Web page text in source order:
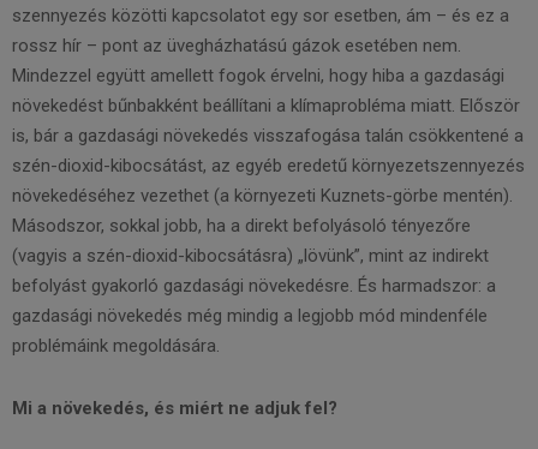
szennyezés közötti kapcsolatot egy sor esetben, ám – és ez a
rossz hír – pont az üvegházhatású gázok esetében nem.
Mindezzel együtt amellett fogok érvelni, hogy hiba a gazdasági
növekedést bűnbakként beállítani a klímaprobléma miatt. Először
is, bár a gazdasági növekedés visszafogása talán csökkentené a
szén-dioxid-kibocsátást, az egyéb eredetű környezetszennyezés
növekedéséhez vezethet (a környezeti Kuznets-görbe mentén).
Másodszor, sokkal jobb, ha a direkt befolyásoló tényezőre
(vagyis a szén-dioxid-kibocsátásra) „lövünk”, mint az indirekt
befolyást gyakorló gazdasági növekedésre. És harmadszor: a
gazdasági növekedés még mindig a legjobb mód mindenféle
problémáink megoldására.
Mi a növekedés, és miért ne adjuk fel?